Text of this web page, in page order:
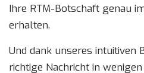
Ihre RTM-Botschaft genau
erhalten.
Und dank unseres intuitiven
richtige Nachricht in